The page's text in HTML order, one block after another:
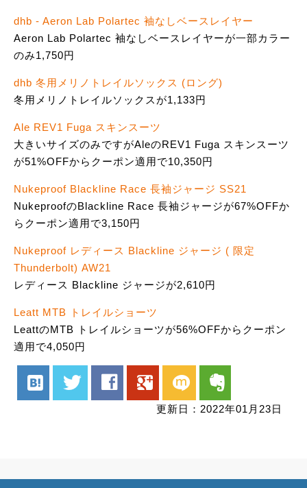
dhb - Aeron Lab Polartec 袖なしベースレイヤー
Aeron Lab Polartec 袖なしベースレイヤーが一部カラー
のみ1,750円
dhb 冬用メリノトレイルソックス (ロング)
冬用メリノトレイルソックスが1,133円
Ale REV1 Fuga スキンスーツ
大きいサイズのみですがAleのREV1 Fuga スキンスーツ
が51%OFFからクーポン適用で10,350円
Nukeproof Blackline Race 長袖ジャージ SS21
NukeproofのBlackline Race 長袖ジャージが67%OFFか
らクーポン適用で3,150円
Nukeproof レディース Blackline ジャージ ( 限定
Thunderbolt) AW21
レディース Blackline ジャージが2,610円
Leatt MTB トレイルショーツ
LeattのMTB トレイルショーツが56%OFFからクーポン
適用で4,050円
hatenabookmark twitter facebook google mixi evernote
更新日：2022年01月23日